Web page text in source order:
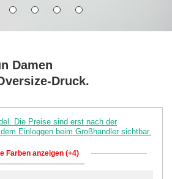
Damen
Druck.
Die Preise sind erst nach der
Einloggen beim Großhändler sichtbar.
Farben anzeigen (+4)